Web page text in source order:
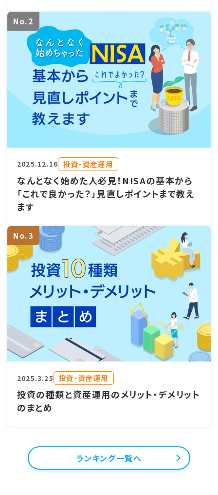
No.2
2025.12.16 投資・資産運用
なんとなく始めた人必見！NISAの基本から
「これで良かった？」見直しポイントまで教え
ます
No.3
2025.3.25 投資・資産運用
投資の種類と資産運用のメリット・デメリット
のまとめ
ランキング一覧へ